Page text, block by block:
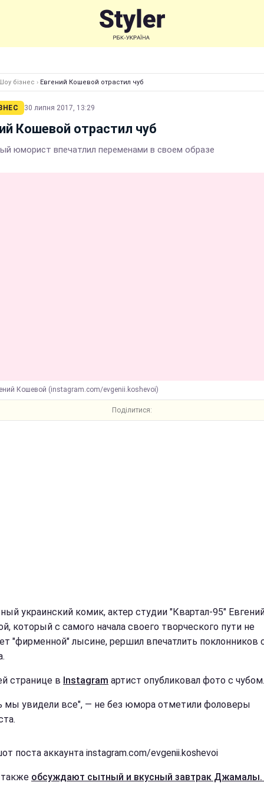
бізнес › Евгений Кошевой отрастил чуб
30 липня 2017, 13:29
Кошевой отрастил чуб
юморист впечатлил переменами в своем образе
Кошевой (instagram.com/evgenii.koshevoi)
Поділитися:
украинский комик, актер студии "Квартал-95"
который с самого начала своего творческого пути не
"фирменной" лысине, рершил впечатлить поклонников
странице в Instagram артист опубликовал фото с чубом.
мы увидели все", — не без юмора отметили фоловеры
поста аккаунта instagram.com/evgenii.koshevoi
обсуждают сытный и вкусный завтрак Джамалы.